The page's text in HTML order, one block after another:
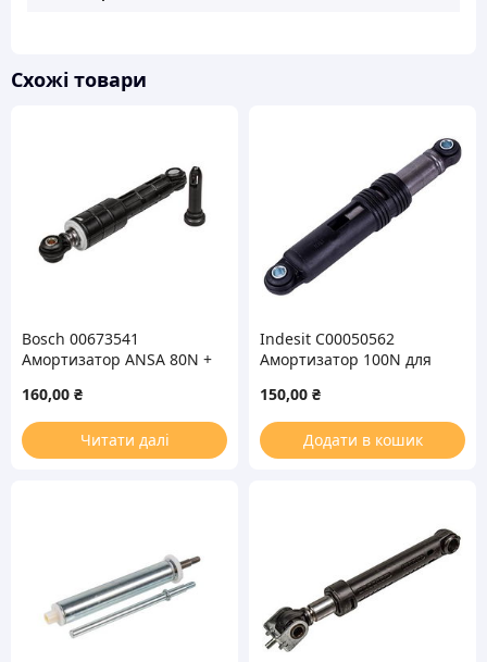
Схожі товари
Bosch 00673541
Амортизатор ANSA 80N +
машины
160,00 ₴
Читати далі
Indesit C00050562
Амортизатор 100N для
150,00 ₴
Додати в кошик